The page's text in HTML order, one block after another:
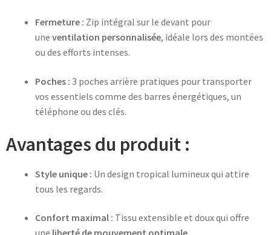
Fermeture : Zip intégral sur le devant pour
une ventilation personnalisée, idéale lors des montées
ou des efforts intenses.
Poches : 3 poches arrière pratiques pour transporter
vos essentiels comme des barres énergétiques, un
téléphone ou des clés.
Avantages du produit :
Style unique : Un design tropical lumineux qui attire
tous les regards.
Confort maximal : Tissu extensible et doux qui offre